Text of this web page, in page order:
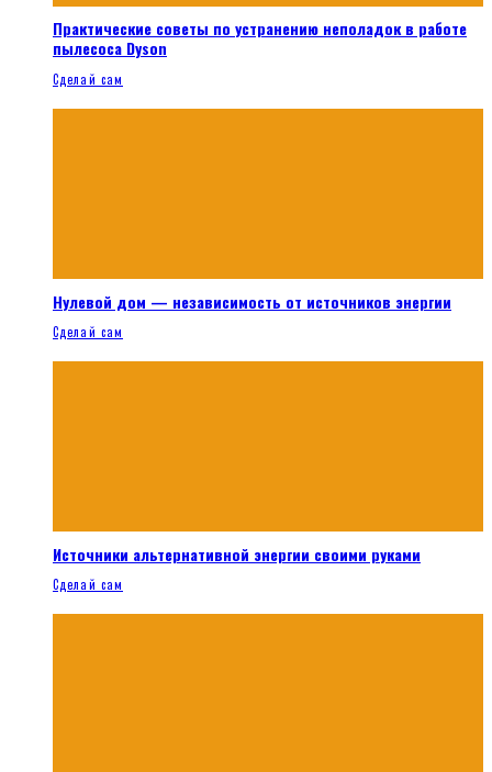
Практические советы по устранению неполадок в работе
пылесоса Dyson
Сделай сам
Нулевой дом — независимость от источников энергии
Сделай сам
Источники альтернативной энергии своими руками
Сделай сам